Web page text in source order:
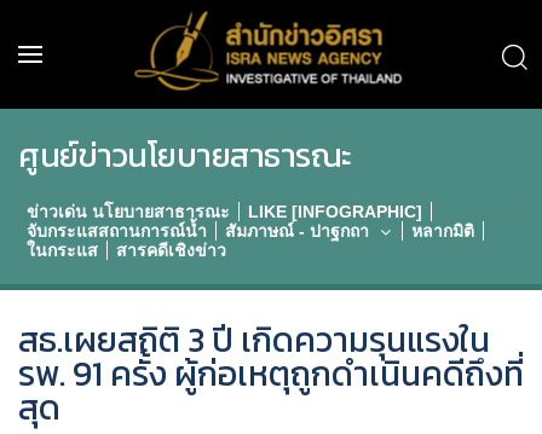
ศูนย์ข่าวนโยบายสาธารณะ
ข่าวเด่น นโยบายสาธารณะ
LIKE [INFOGRAPHIC]
จับกระแสสถานการณ์น้ำ
สัมภาษณ์ - ปาฐกถา
หลากมิติ
ในกระแส
สารคดีเชิงข่าว
สธ.เผยสถิติ 3 ปี เกิดความรุนแรงใน
รพ. 91 ครั้ง ผู้ก่อเหตุถูกดำเนินคดีถึงที่
สุด